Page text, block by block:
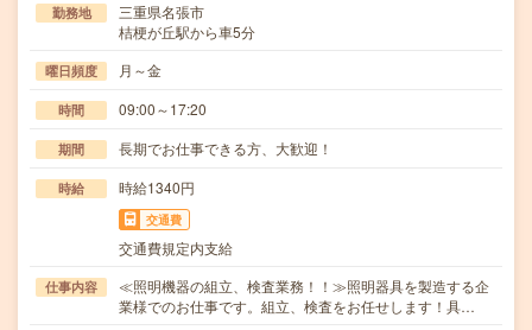
勤務地
三重県名張市
桔梗が丘駅から車5分
曜日頻度 月～金
時間 09:00～17:20
期間 長期でお仕事できる方、大歓迎！
時給 時給1340円
交通費
交通費規定内支給
仕事内容
≪照明機器の組立、検査業務！！≫照明器具を製造する企
業様でのお仕事です。組立、検査をお任せします！具…